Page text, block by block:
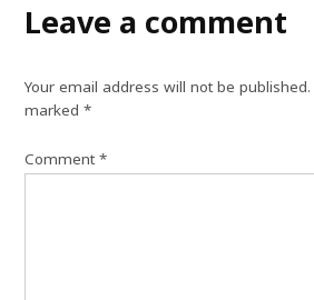
Leave a comment
Your email address will not be published.
marked*
Comment*